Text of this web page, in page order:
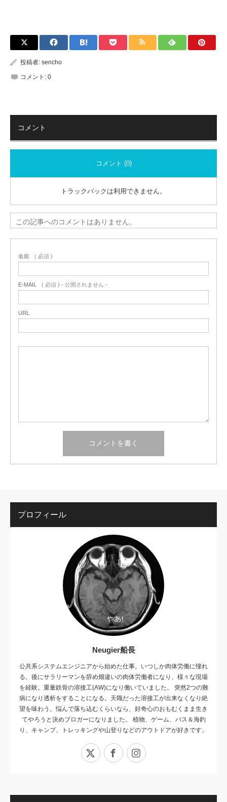
投稿者: sencho
コメント: 0
コメント
コメント (0)
トラックバックは利用できません。
この記事へのコメントはありません。
名前 ( 必須 )
E-MAIL ( 必須 ) - 公開されません -
URL
プロフィール
Neugier船長
公共系システムエンジニアから始めた仕事。いつしか肉体労働に憧れ
る。後にサラリーマンを辞め畑違いの肉体労働者になり、様々な現場
を経験。重量鉄骨の溶接工(AW)になり働いていました。 突然2つの難
病になり透析をすることになる。天職だった溶接工が出来なくなり絶
望を味わう。悩んで落ち込むくらいなら、好奇心のおもむくまま生き
てやろうと決めブロガーになりました。 植物、ゲーム、バス＆海釣
り、キャンプ、トレッキングや山登りなどのアウトドアが好きです。
Facebook